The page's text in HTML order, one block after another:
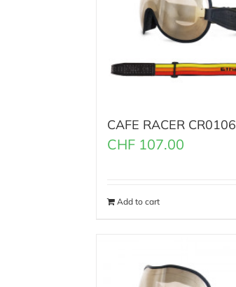
CAFE RACER CR0106
CHF 107.00
Add to cart